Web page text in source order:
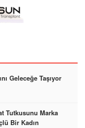
Geleceğe Taşıyor
Tutkusunu Marka
Bir Kadın